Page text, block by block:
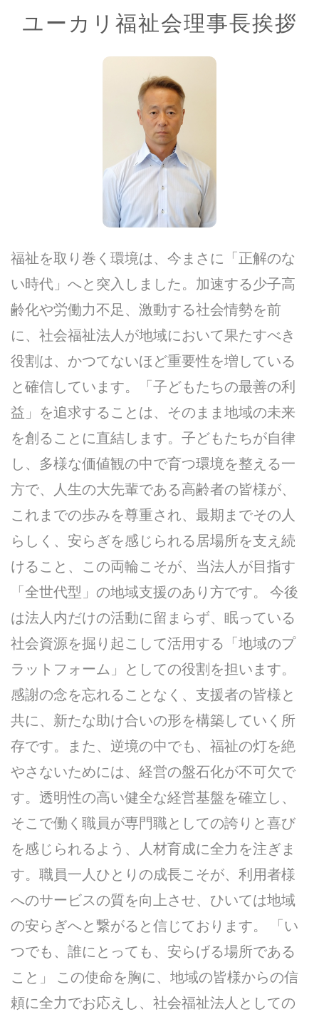
ユーカリ福祉会理事長挨拶
福祉を取り巻く環境は、今まさに「正解のな
い時代」へと突入しました。加速する少子高
齢化や労働力不足、激動する社会情勢を前
に、社会福祉法人が地域において果たすべき
役割は、かつてないほど重要性を増している
と確信しています。「子どもたちの最善の利
益」を追求することは、そのまま地域の未来
を創ることに直結します。子どもたちが自律
し、多様な価値観の中で育つ環境を整える一
方で、人生の大先輩である高齢者の皆様が、
これまでの歩みを尊重され、最期までその人
らしく、安らぎを感じられる居場所を支え続
けること、この両輪こそが、当法人が目指す
「全世代型」の地域支援のあり方です。 今後
は法人内だけの活動に留まらず、眠っている
社会資源を掘り起こして活用する「地域のプ
ラットフォーム」としての役割を担います。
感謝の念を忘れることなく、支援者の皆様と
共に、新たな助け合いの形を構築していく所
存です。また、逆境の中でも、福祉の灯を絶
やさないためには、経営の盤石化が不可欠で
す。透明性の高い健全な経営基盤を確立し、
そこで働く職員が専門職としての誇りと喜び
を感じられるよう、人材育成に全力を注ぎま
す。職員一人ひとりの成長こそが、利用者様
へのサービスの質を向上させ、ひいては地域
の安らぎへと繋がると信じております。 「い
つでも、誰にとっても、安らげる場所である
こと」 この使命を胸に、地域の皆様からの信
頼に全力でお応えし、社会福祉法人としての